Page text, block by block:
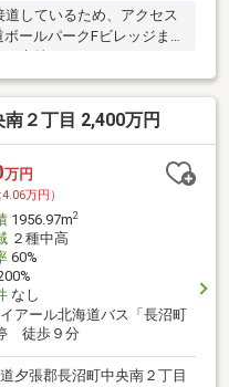
しているため、アクセス
ールパークFビレッジまで
２丁目 2,400万円
万円
万円）
1956.97m2
２種中高
60%
なし
アール北海道バス「長沼町
徒歩９分
夕張郡長沼町中央南２丁目